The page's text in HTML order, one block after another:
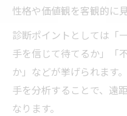
性格や価値観を客観的に
診断ポイントとしては「
手を信じて待てるか」「
か」などが挙げられます
手を分析することで、遠
なります。